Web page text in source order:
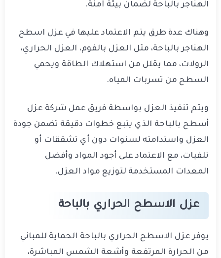
الهناجر بالباحة لضمان بيئة آمنة.
وهناك عدة طرق يتم الاعتماد عليها في عزل اسطح
الهناجر بالباحة، مثل العزل بالفوم، العزل الحراري،
الرولات، مما يقلل من استهلاك الطاقة ويحمي
السطح من تسربات المياه.
ويتم تنفيذ العزل بواسطة فريق عمل شركة عزل
أسطح بالباحة الذي يتبع خطوات دقيقة تضمن جودة
العزل واستدامته لسنوات دون أي تشققات أو
تلفيات، مع الاعتماد على أجود المواد وأفضل
المعدات المستخدمة لتوزيع مواد العزل.
عزل الاسطح الحراري بالباحة
يوفر عزل الاسطح الحراري بالباحة الحماية للمباني
من الحرارة المرتفعة وأشعة الشمس المباشرة،